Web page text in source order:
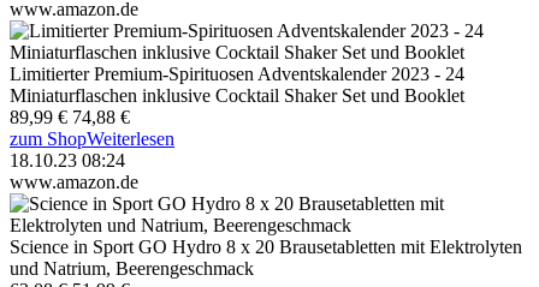
www.amazon.de
Limitierter Premium-Spirituosen Adventskalender 2023 - 24
Miniaturflaschen inklusive Cocktail Shaker Set und Booklet
89,99 € 74,88 €
zum ShopWeiterlesen
18.10.23 08:24
www.amazon.de
Science in Sport GO Hydro 8 x 20 Brausetabletten mit Elektrolyten
und Natrium, Beerengeschmack